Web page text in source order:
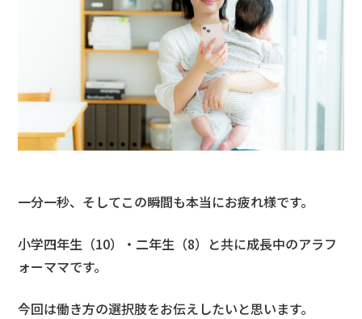
一分一秒、そしてこの瞬間も本当にお疲れ様です。
小学四年生（10）・二年生（8）と共に成長中のアラフ
ォーママです。
今回は働き方の選択肢をお伝えしたいと思います。